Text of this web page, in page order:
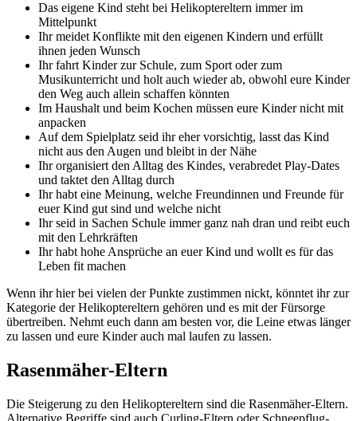
Das eigene Kind steht bei Helikoptereltern immer im
Mittelpunkt
Ihr meidet Konflikte mit den eigenen Kindern und erfüllt
ihnen jeden Wunsch
Ihr fahrt Kinder zur Schule, zum Sport oder zum
Musikunterricht und holt auch wieder ab, obwohl eure Kinder
den Weg auch allein schaffen könnten
Im Haushalt und beim Kochen müssen eure Kinder nicht mit
anpacken
Auf dem Spielplatz seid ihr eher vorsichtig, lasst das Kind
nicht aus den Augen und bleibt in der Nähe
Ihr organisiert den Alltag des Kindes, verabredet Play-Dates
und taktet den Alltag durch
Ihr habt eine Meinung, welche Freundinnen und Freunde für
euer Kind gut sind und welche nicht
Ihr seid in Sachen Schule immer ganz nah dran und reibt euch
mit den Lehrkräften
Ihr habt hohe Ansprüche an euer Kind und wollt es für das
Leben fit machen
Wenn ihr hier bei vielen der Punkte zustimmen nickt, könntet ihr zur
Kategorie der Helikoptereltern gehören und es mit der Fürsorge
übertreiben. Nehmt euch dann am besten vor, die Leine etwas länger
zu lassen und eure Kinder auch mal laufen zu lassen.
Rasenmäher-Eltern
Die Steigerung zu den Helikoptereltern sind die Rasenmäher-Eltern.